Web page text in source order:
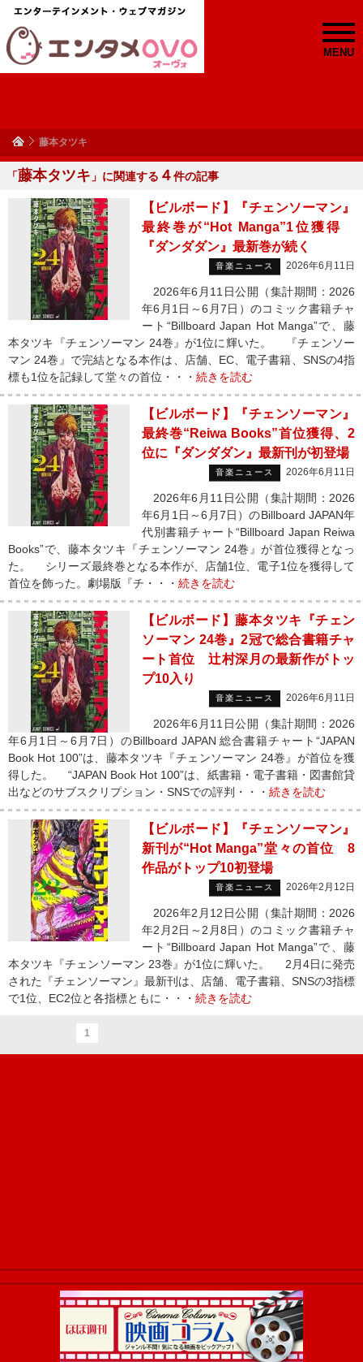
MENU
藤本タツキ
「藤本タツキ 」に関連する ４件の記事
【ビルボード】『チェンソーマン』
最終巻が“Hot Manga”1位獲得
『ダンダダン』最新巻が続く
音楽ニュース 2026年6月11日
2026年6月11日公開（集計期間：2026
年6月1日～6月7日）のコミック書籍チャ
ート“Billboard Japan Hot Manga”で、藤
本タツキ『チェンソーマン 24巻』が1位に輝いた。 『チェンソー
マン 24巻』で完結となる本作は、店舗、EC、電子書籍、SNSの4指
標も1位を記録して堂々の首位・・・ 続きを読む
【ビルボード】『チェンソーマン』
最終巻“Reiwa Books”首位獲得、2
位に『ダンダダン』最新刊が初登場
音楽ニュース 2026年6月11日
2026年6月11日公開（集計期間：2026
年6月1日～6月7日）のBillboard JAPAN年
代別書籍チャート“Billboard Japan Reiwa
Books”で、藤本タツキ『チェンソーマン 24巻』が首位獲得となっ
た。 シリーズ最終巻となる本作が、店舗1位、電子1位を獲得して
首位を飾った。劇場版『チ・・・ 続きを読む
【ビルボード】藤本タツキ『チェン
ソーマン 24巻』2冠で総合書籍チャ
ート首位 辻村深月の最新作がトッ
プ10入り
音楽ニュース 2026年6月11日
2026年6月11日公開（集計期間：2026
年6月1日～6月7日）のBillboard JAPAN 総合書籍チャート“JAPAN
Book Hot 100”は、藤本タツキ『チェンソーマン 24巻』が首位を獲
得した。 “JAPAN Book Hot 100”は、紙書籍・電子書籍・図書館貸
出などのサブスクリプション・SNSでの評判・・・ 続きを読む
【ビルボード】『チェンソーマン』
新刊が“Hot Manga”堂々の首位 8
作品がトップ10初登場
音楽ニュース 2026年2月12日
2026年2月12日公開（集計期間：2026
年2月2日～2月8日）のコミック書籍チャ
ート“Billboard Japan Hot Manga”で、藤
本タツキ『チェンソーマン 23巻』が1位に輝いた。 2月4日に発売
された『チェンソーマン』最新刊は、店舗、電子書籍、SNSの3指標
で1位、EC2位と各指標ともに・・・ 続きを読む
1